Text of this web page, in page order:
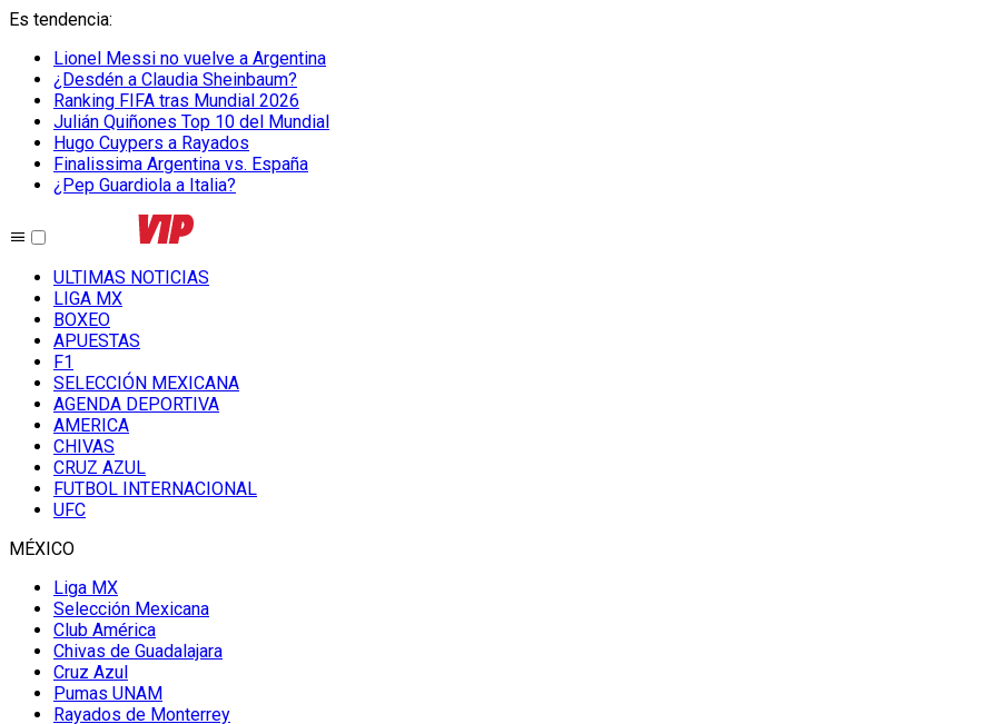
Es tendencia:
Lionel Messi no vuelve a Argentina
¿Desdén a Claudia Sheinbaum?
Ranking FIFA tras Mundial 2026
Julián Quiñones Top 10 del Mundial
Hugo Cuypers a Rayados
Finalissima Argentina vs. España
¿Pep Guardiola a Italia?
ULTIMAS NOTICIAS
LIGA MX
BOXEO
APUESTAS
F1
SELECCIÓN MEXICANA
AGENDA DEPORTIVA
AMERICA
CHIVAS
CRUZ AZUL
FUTBOL INTERNACIONAL
UFC
MÉXICO
Liga MX
Selección Mexicana
Club América
Chivas de Guadalajara
Cruz Azul
Pumas UNAM
Rayados de Monterrey